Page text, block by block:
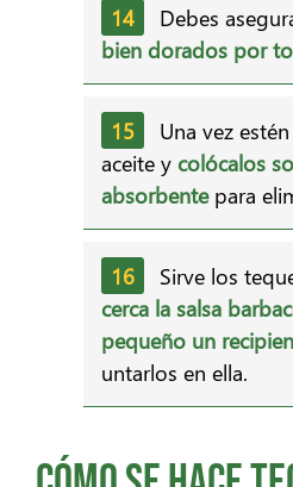
Debes
bien dorados por
Una vez
aceite y colócalos
absorbentepara
Sirve los
cerca la salsa
pequeño un
untarlos en ella.